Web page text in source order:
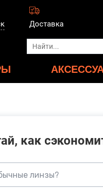
Доставка
как
линзы?